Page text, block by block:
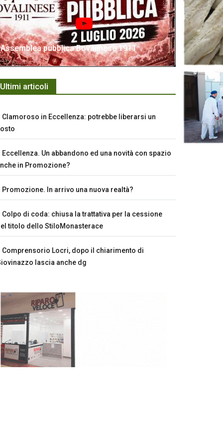
Assemblea pubblica Bovalinese 1911
Ultimi articoli
Clamoroso in Eccellenza: potrebbe liberarsi un
Eccellenza. Un abbandono ed una novità con spazio
in Promozione?
Promozione. In arrivo una nuova realtà?
Colpo di coda: chiusa la trattativa per la cessione
titolo dello StiloMonasterace
Comprensorio Locri, dopo il chiarimento di
lascia anche dg